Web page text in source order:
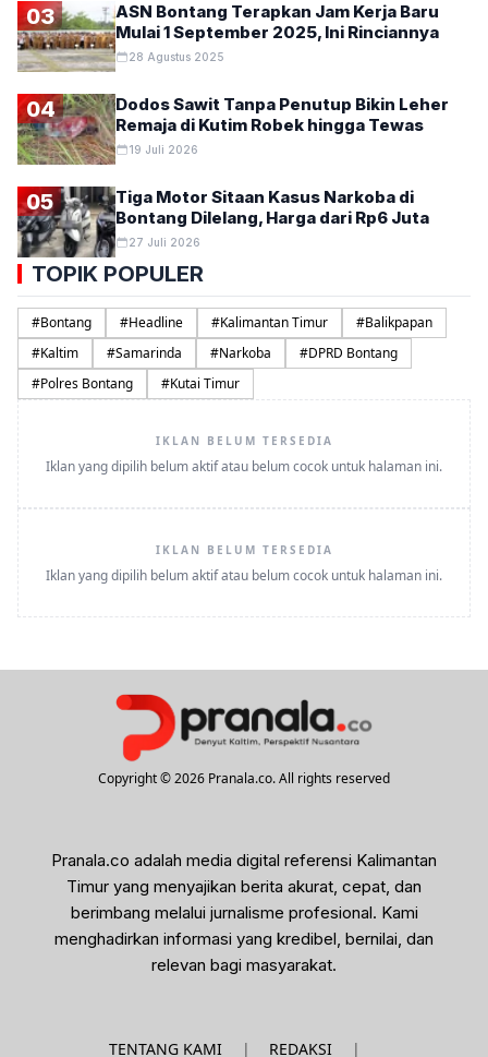
03
ASN Bontang Terapkan Jam Kerja Baru
Mulai 1 September 2025, Ini Rinciannya
28 Agustus 2025
04
Dodos Sawit Tanpa Penutup Bikin Leher
Remaja di Kutim Robek hingga Tewas
19 Juli 2026
05
Tiga Motor Sitaan Kasus Narkoba di
Bontang Dilelang, Harga dari Rp6 Juta
27 Juli 2026
TOPIK POPULER
#Bontang #Headline #Kalimantan Timur #Balikpapan
#Kaltim #Samarinda #Narkoba #DPRD Bontang
#Polres Bontang #Kutai Timur
IKLAN BELUM TERSEDIA
Iklan yang dipilih belum aktif atau belum cocok untuk halaman ini.
IKLAN BELUM TERSEDIA
Iklan yang dipilih belum aktif atau belum cocok untuk halaman ini.
Copyright © 2026 Pranala.co. All rights reserved
Pranala.co adalah media digital referensi Kalimantan
Timur yang menyajikan berita akurat, cepat, dan
berimbang melalui jurnalisme profesional. Kami
menghadirkan informasi yang kredibel, bernilai, dan
relevan bagi masyarakat.
TENTANG KAMI | REDAKSI |